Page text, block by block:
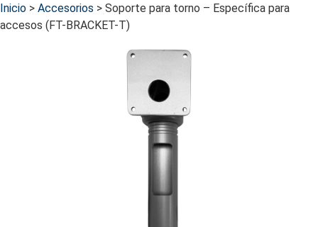
Inicio > Accesorios > Soporte para torno – Específica para
accesos (FT-BRACKET-T)